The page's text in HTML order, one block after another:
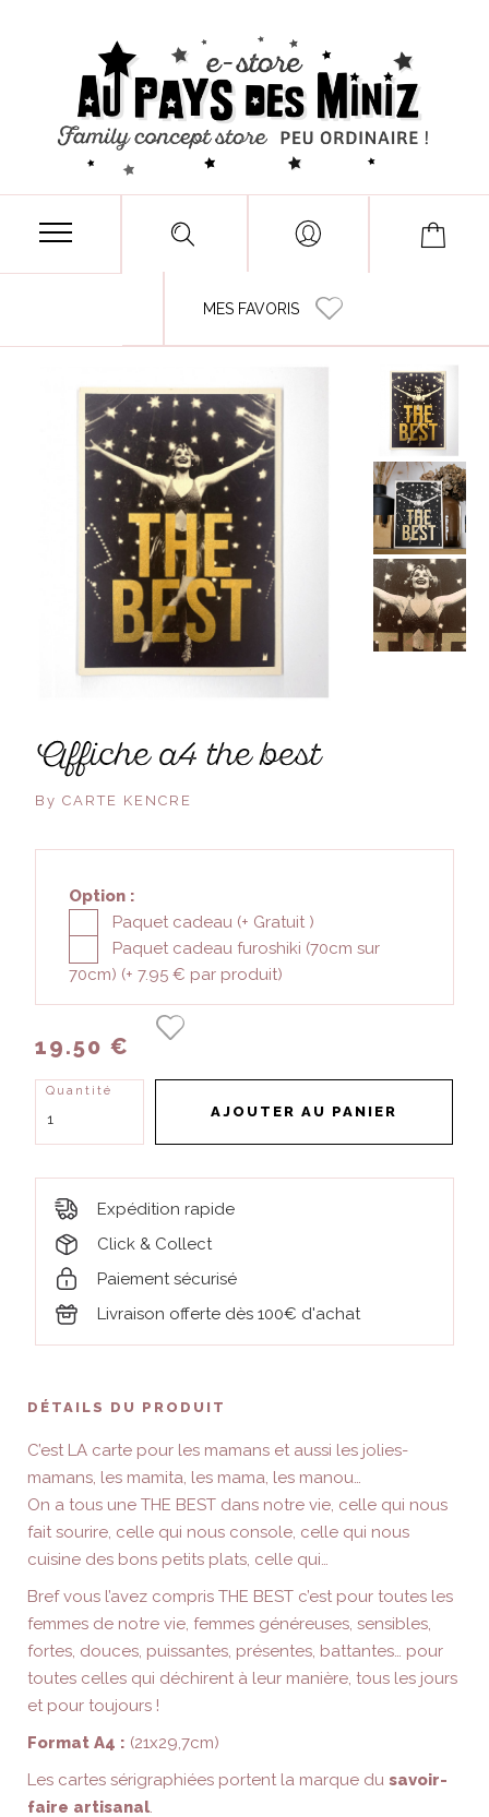
MES FAVORIS
affiche a4 the best
By CARTE KENCRE
Option :
Paquet cadeau (+ Gratuit )
Paquet cadeau furoshiki (70cm sur
70cm) (+ 7.95 € par produit)
19.50 €
Quantité
AJOUTER AU PANIER
Expédition rapide
Click & Collect
Paiement sécurisé
Livraison offerte dès 100€ d'achat
DÉTAILS DU PRODUIT
C’est LA carte pour les mamans et aussi les jolies-
mamans, les mamita, les mama, les manou…
On a tous une THE BEST dans notre vie, celle qui nous
fait sourire, celle qui nous console, celle qui nous
cuisine des bons petits plats, celle qui…
Bref vous l’avez compris THE BEST c’est pour toutes les
femmes de notre vie, femmes généreuses, sensibles,
fortes, douces, puissantes, présentes, battantes… pour
toutes celles qui déchirent à leur manière, tous les jours
et pour toujours !
Format A4 : (21x29,7cm)
Les cartes sérigraphiées portent la marque du savoir-
faire artisanal.